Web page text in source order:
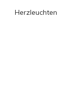
Herzleuchten